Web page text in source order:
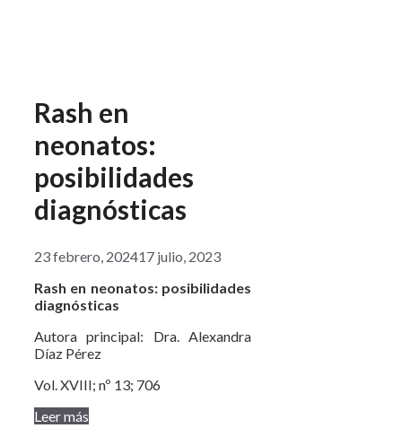
Rash en
neonatos:
posibilidades
diagnósticas
23 febrero, 202417 julio, 2023
Rash en neonatos: posibilidades
diagnósticas
Autora principal: Dra. Alexandra
Díaz Pérez
Vol. XVIII; nº 13; 706
Leer más